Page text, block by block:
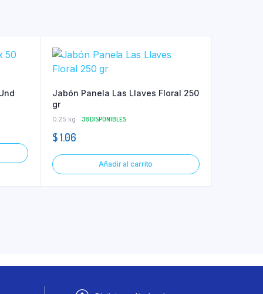
Jabón Panela Las Llaves Floral 250
gr
0.25 kg 38 DISPONIBLES
$1.06
Añadir al carrito